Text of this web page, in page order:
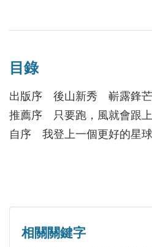
．地球的背面．
實地勾勒出畫面，我幾乎能
硬的地面開出裙帶的水花，
積或侵蝕，最終形成或者毀壞
的水意欲將她撕裂，我彷彿
一、文學獎
短篇小說〈好天〉獲107年教
散文〈不曾到遠方〉獲第18
短篇小說〈學習羽毛〉獲第
短篇小說〈地球的背面〉獲
二、文學相關獎學金
2018年新女力文學獎學金
目錄
出版序 後山新秀 嶄露鋒芒
推薦序 只要跑，風就會跟
自序 我登上一個更好的星
刺青
學習羽毛
相關關鍵字